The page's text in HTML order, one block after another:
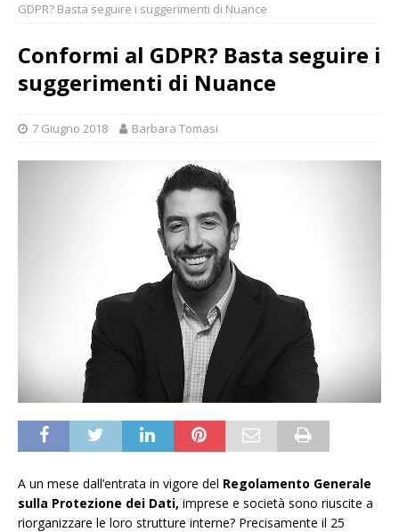
GDPR? Basta seguire i suggerimenti di Nuance
Conformi al GDPR? Basta seguire i
suggerimenti di Nuance
7 Giugno 2018 Barbara Tomasi
A un mese dall’entrata in vigore del Regolamento Generale
sulla Protezione dei Dati, imprese e società sono riuscite a
riorganizzare le loro strutture interne? Precisamente il 25